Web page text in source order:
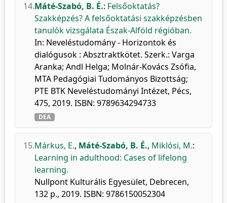
14.Máté-Szabó, B. É.: Felsőoktatás?
Szakképzés? A felsőoktatási szakképzésben
tanulók vizsgálata Észak-Alföld régióban.
In: Neveléstudomány - Horizontok és
dialógusok : Absztraktkötet. Szerk.: Varga
Aranka; Andl Helga; Molnár-Kovács Zsófia,
MTA Pedagógiai Tudományos Bizottság;
PTE BTK Neveléstudományi Intézet, Pécs,
475, 2019. ISBN: 9789634294733
DEA
15.Márkus, E., Máté-Szabó, B. É., Miklósi, M.:
Learning in adulthood: Cases of lifelong
learning.
Nullpont Kulturális Egyesület, Debrecen,
132 p., 2019. ISBN: 9786150052304